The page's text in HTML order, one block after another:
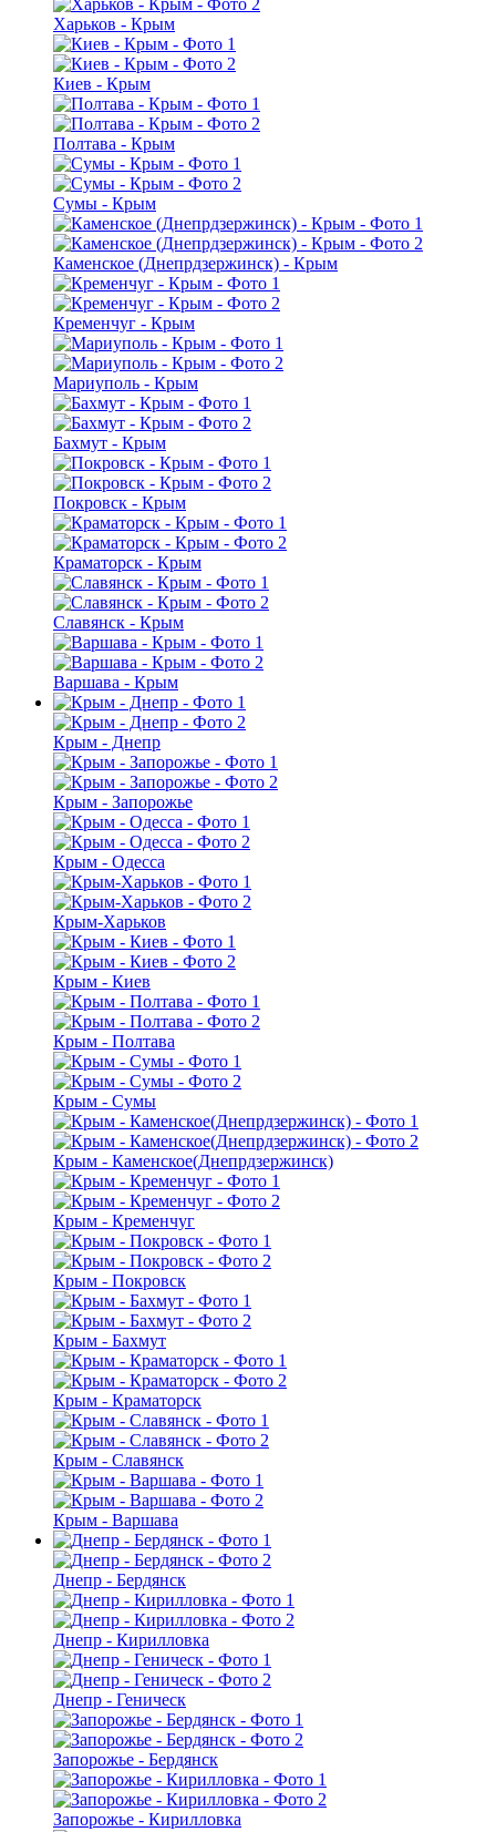
Харьков - Крым
Киев - Крым
Полтава - Крым
Сумы - Крым
Каменское (Днепрдзержинск) - Крым
Кременчуг - Крым
Мариуполь - Крым
Бахмут - Крым
Покровск - Крым
Краматорск - Крым
Славянск - Крым
Варшава - Крым
Крым - Днепр
Крым - Запорожье
Крым - Одесса
Крым-Харьков
Крым - Киев
Крым - Полтава
Крым - Сумы
Крым - Каменское(Днепрдзержинск)
Крым - Кременчуг
Крым - Покровск
Крым - Бахмут
Крым - Краматорск
Крым - Славянск
Крым - Варшава
Днепр - Бердянск
Днепр - Кирилловка
Днепр - Геническ
Запорожье - Бердянск
Запорожье - Кирилловка